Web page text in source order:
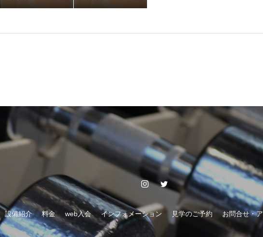
設備紹介 料金 web入会 インフォメーション 見学のご予約 お問合せ・